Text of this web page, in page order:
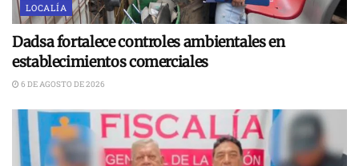
LOCALÍA
Dadsa fortalece controles ambientales en
establecimientos comerciales
6 DE AGOSTO DE 2026